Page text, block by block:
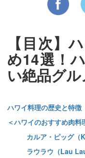
【目次】
め14選！
い絶品グ
ハワイ料理の歴史と特徴
＜ハワイのおすすめ肉料
カルア・ピッグ（
ラウラウ（Lau